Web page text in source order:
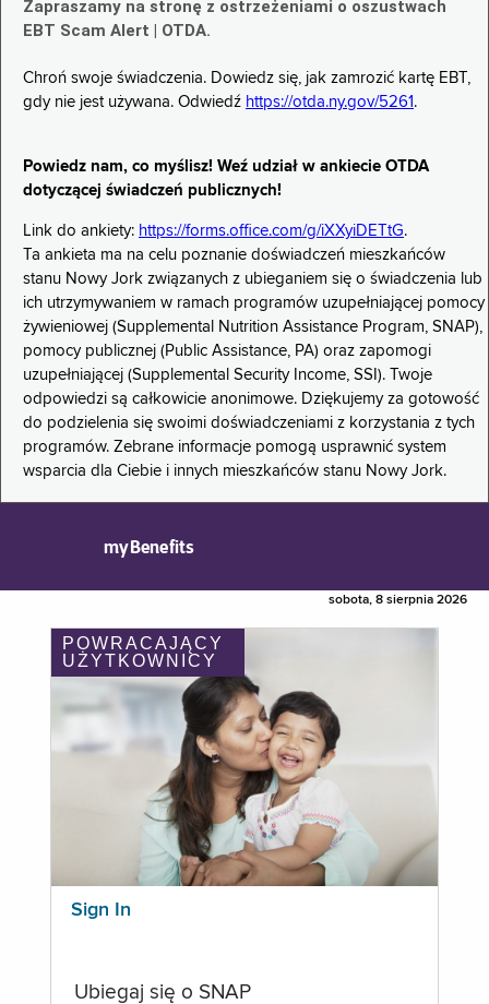
Zapraszamy na stronę z ostrzeżeniami o oszustwach
EBT Scam Alert | OTDA.
Chroń swoje świadczenia. Dowiedz się, jak zamrozić kartę EBT,
gdy nie jest używana. Odwiedź https://otda.ny.gov/5261 .
Powiedz nam, co myślisz! Weź udział w ankiecie OTDA
dotyczącej świadczeń publicznych!
Link do ankiety: https://forms.office.com/g/iXXyiDETtG.
Ta ankieta ma na celu poznanie doświadczeń mieszkańców
stanu Nowy Jork związanych z ubieganiem się o świadczenia lub
ich utrzymywaniem w ramach programów uzupełniającej pomocy
żywieniowej (Supplemental Nutrition Assistance Program, SNAP),
pomocy publicznej (Public Assistance, PA) oraz zapomogi
uzupełniającej (Supplemental Security Income, SSI). Twoje
odpowiedzi są całkowicie anonimowe. Dziękujemy za gotowość
do podzielenia się swoimi doświadczeniami z korzystania z tych
programów. Zebrane informacje pomogą usprawnić system
wsparcia dla Ciebie i innych mieszkańców stanu Nowy Jork.
myBenefits
sobota, 8 sierpnia 2026
POWRACAJĄCY
UŻYTKOWNICY
Sign In
Ubiegaj się o SNAP